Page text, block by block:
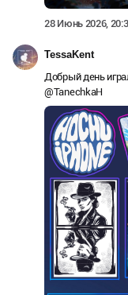
28 Июнь 2026,
TessaKent
Добрый день
@TanechkaH